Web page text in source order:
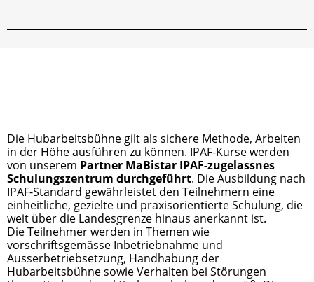
Die Hubarbeitsbühne gilt als sichere Methode, Arbeiten
in der Höhe ausführen zu können. IPAF-Kurse werden
von unserem Partner MaBistar IPAF-zugelassnes
Schulungszentrum durchgeführt. Die Ausbildung nach
IPAF-Standard gewährleistet den Teilnehmern eine
einheitliche, gezielte und praxisorientierte Schulung, die
weit über die Landesgrenze hinaus anerkannt ist.
Die Teilnehmer werden in Themen wie
vorschriftsgemässe Inbetriebnahme und
Ausserbetriebsetzung, Handhabung der
Hubarbeitsbühne sowie Verhalten bei Störungen